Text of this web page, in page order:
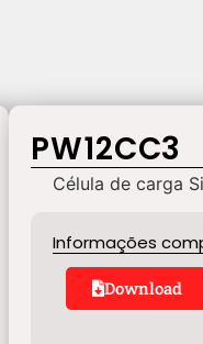
PW12CC3
Célula de carga
Informações
Download